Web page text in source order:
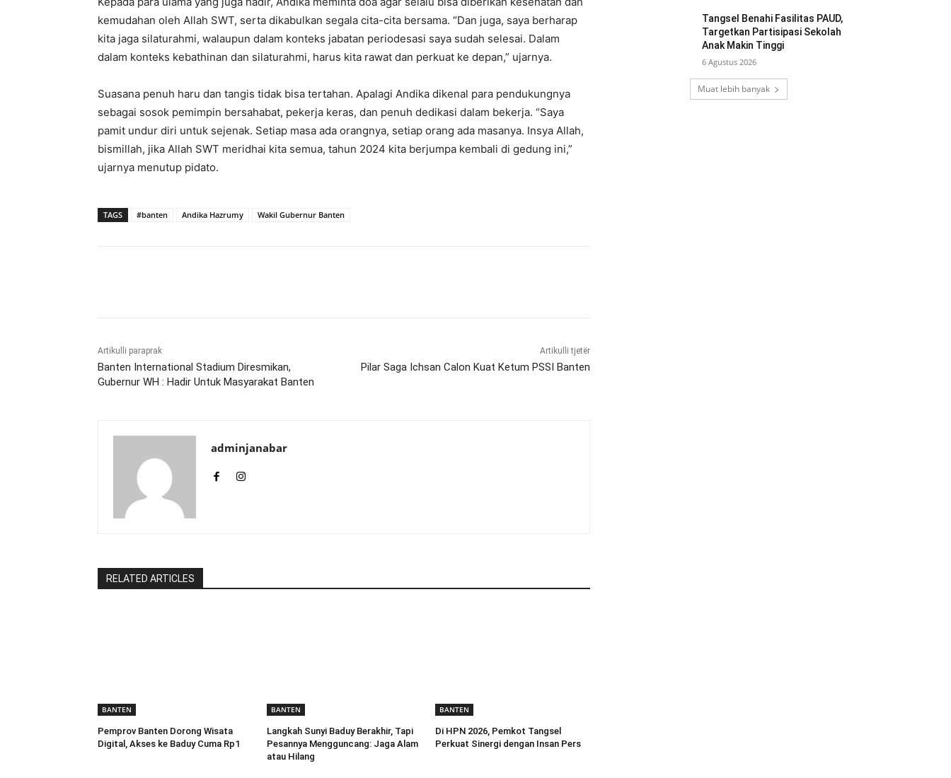
kemudahan oleh Allah SWT, serta dikabulkan segala cita-cita bersama. “Dan juga, saya berharap
kita jaga silaturahmi, walaupun dalam konteks jabatan periodesasi saya sudah selesai. Dalam
dalam konteks kebathinan dan silaturahmi, harus kita rawat dan perkuat ke depan,” ujarnya.
Suasana penuh haru dan tangis tidak bisa tertahan. Apalagi Andika dikenal para pendukungnya
sebagai sosok pemimpin bersahabat, pekerja keras, dan penuh dedikasi dalam bekerja. “Saya
pamit undur diri untuk sejenak. Setiap masa ada orangnya, setiap orang ada masanya. Insya Allah,
bismillah, jika Allah SWT meridhai kita semua, tahun 2024 kita berjumpa kembali di gedung ini,”
ujarnya menutup pidato.
TAGS #banten Andika Hazrumy Wakil Gubernur Banten
Artikulli paraprak
Banten International Stadium Diresmikan,
Gubernur WH : Hadir Untuk Masyarakat Banten
Artikulli tjetër
Pilar Saga Ichsan Calon Kuat Ketum PSSI Banten
adminjanabar
RELATED ARTICLES
BANTEN
Pemprov Banten Dorong Wisata
Digital, Akses ke Baduy Cuma Rp1
BANTEN
Langkah Sunyi Baduy Berakhir, Tapi
Pesannya Mengguncang: Jaga Alam
atau Hilang
BANTEN
Di HPN 2026, Pemkot Tangsel
Perkuat Sinergi dengan Insan Pers
Tangsel Benahi Fasilitas PAUD,
Targetkan Partisipasi Sekolah
Anak Makin Tinggi
6 Agustus 2026
Muat lebih banyak